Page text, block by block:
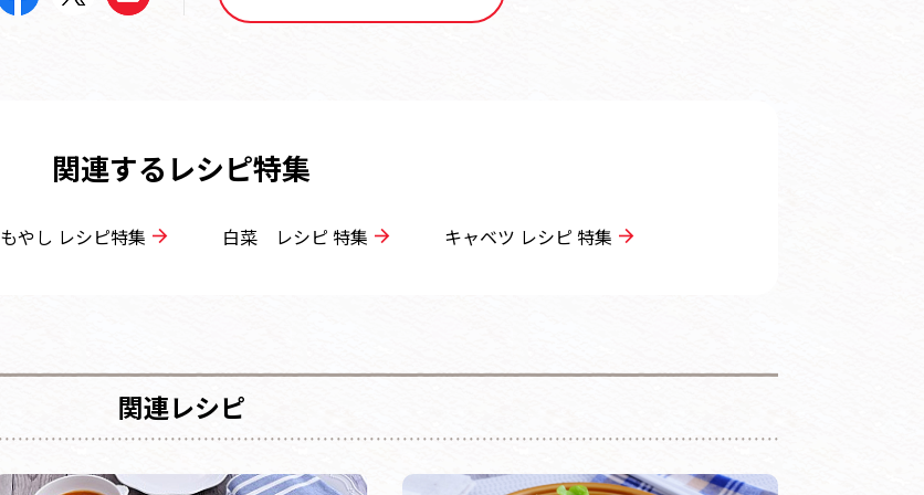
関連するレシピ特集
もやし レシピ特集 白菜 レシピ 特集 キャベツ レシピ 特集
関連レシピ